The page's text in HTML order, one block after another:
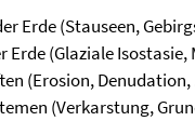
Erde (Stauseen,
Erde (Glaziale
(Erosion, Denudation,
(Verkarstung,